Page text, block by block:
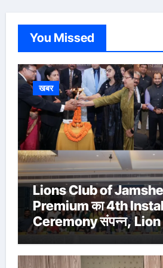
You Missed
खबर
Lions Club of
Premium का 4th
Ceremony संपन्न,
Ringasia ने संभाला अध्यक्ष